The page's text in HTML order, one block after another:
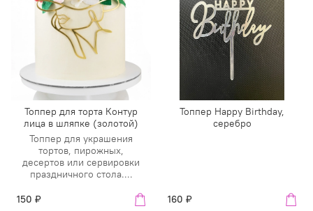
Топпер для торта Контур
лица в шляпке (золотой)
Топпер для украшения
тортов, пирожных,
десертов или сервировки
праздничного стола....
150 ₽
Топпер Happy Birthday,
серебро
160 ₽